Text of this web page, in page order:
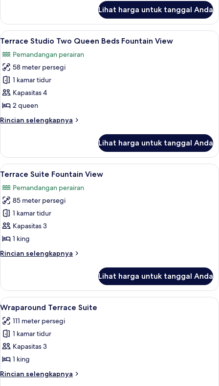
Terrace
Studio
Two
Beds
Lihat harga untuk tanggal Anda
Lihat
semua
foto
untuk
Terrace
Studio
Two
Beds
Seprai katun Mesir, seprai premium,
6
Terrace Studio Two Queen Beds Fountain View
Pemandangan perairan
58 meter persegi
1 kamar tidur
Kapasitas 4
2 queen
Rincian selengkapnya
Rincian
Terrace
Studio
Two
Beds
Fountain
View
Lihat harga untuk tanggal Anda
Lihat
semua
foto
untuk
Terrace
Suite
Fountain
Terrace Suite Fountain View |
5
Terrace Suite Fountain View
Pemandangan perairan
85 meter persegi
1 kamar tidur
Kapasitas 3
1 king
Rincian selengkapnya
Rincian
Terrace
Suite
Fountain
Lihat harga untuk tanggal Anda
Lihat
semua
foto
untuk
Wraparound
Terrace
Suite
Seprai katun Mesir, seprai premium,
4
Wraparound Terrace Suite
111 meter persegi
1 kamar tidur
Kapasitas 3
1 king
Rincian selengkapnya
Rincian